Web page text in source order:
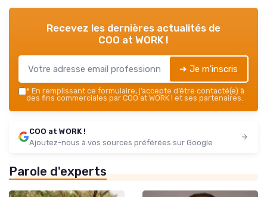
Recevez les dernières actualités de
COO at WORK !
➔ Je m'inscris
* En remplissant ce formulaire, j’accepte d’être contacté(e) à
des fins commerciales par COO at WORK ! et ses partenaires.
COO at WORK !
Ajoutez-nous à vos sources préférées sur Google
Parole d'experts